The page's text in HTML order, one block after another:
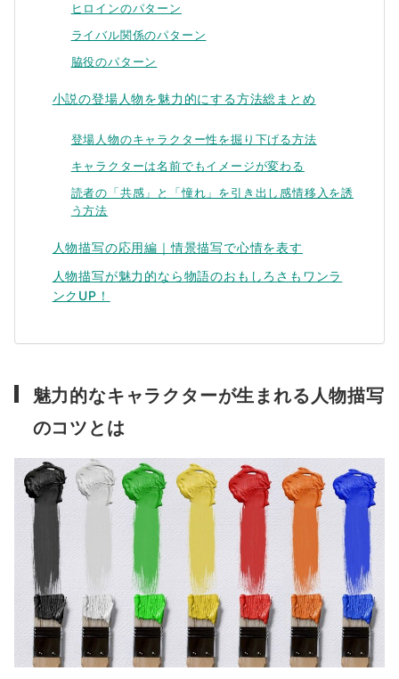
ヒロインのパターン
ライバル関係のパターン
脇役のパターン
小説の登場人物を魅力的にする方法総まとめ
登場人物のキャラクター性を掘り下げる方法
キャラクターは名前でもイメージが変わる
読者の「共感」と「憧れ」を引き出し感情移入を誘
う方法
人物描写の応用編｜情景描写で心情を表す
人物描写が魅力的なら物語のおもしろさもワンラ
ンクUP！
魅力的なキャラクターが生まれる人物描写
のコツとは